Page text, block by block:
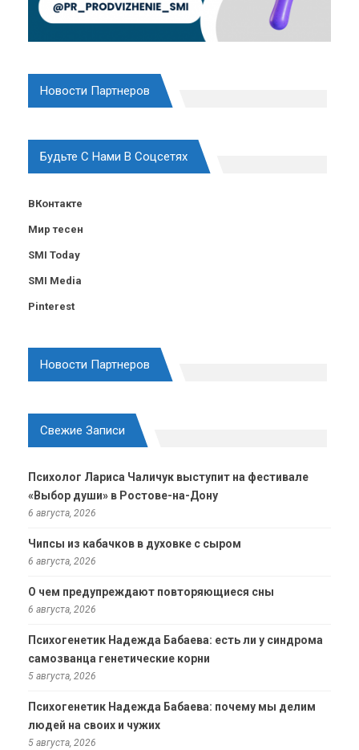
Новости Партнеров
Будьте С Нами В Соцсетях
ВКонтакте
Мир тесен
SMI Today
SMI Media
Pinterest
Новости Партнеров
Свежие Записи
Психолог Лариса Чаличук выступит на фестивале
«Выбор души» в Ростове-на-Дону
6 августа, 2026
Чипсы из кабачков в духовке с сыром
6 августа, 2026
О чем предупреждают повторяющиеся сны
6 августа, 2026
Психогенетик Надежда Бабаева: есть ли у синдрома
самозванца генетические корни
5 августа, 2026
Психогенетик Надежда Бабаева: почему мы делим
людей на своих и чужих
5 августа, 2026